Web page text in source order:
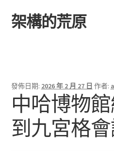
跳
至
跳
至
架構的荒原
發佈日期: 2026 年 2 月 27 日 作者:
中哈博物
到九宮格